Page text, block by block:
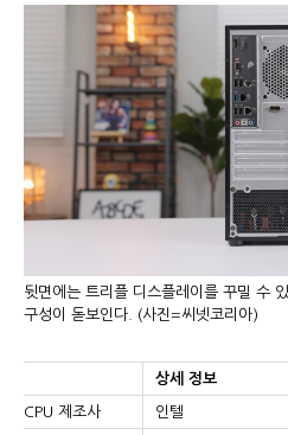
뒷면에는 트리플 디스플레이를 꾸밀 수
구성이 돋보인다. (사진=씨넷코리아)
상세 정보
CPU 제조사 인텔